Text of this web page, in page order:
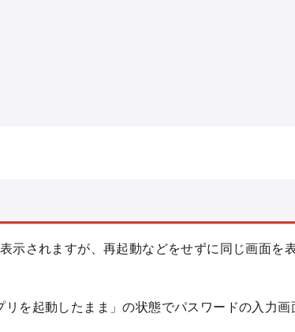
示されますが、再起動などをせずに同じ画面を
を起動したまま」の状態でパスワードの入力画